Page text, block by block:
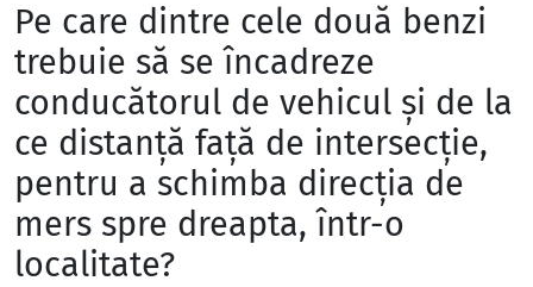
Pe care dintre cele două benzi
trebuie să se încadreze
conducătorul de vehicul şi de la
ce distanţă faţă de intersecţie,
pentru a schimba direcţia de
mers spre dreapta, într-o
localitate?